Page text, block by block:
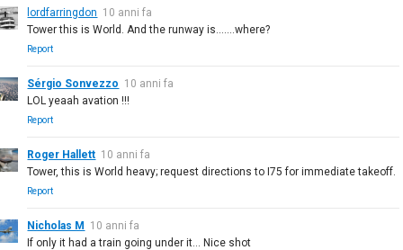
lordfarringdon 10 anni fa
Tower this is World. And the runway is.......where?
Report
Sérgio Sonvezzo 10 anni fa
LOL yeaah avation !!!
Report
Roger Hallett 10 anni fa
Tower, this is World heavy; request directions to I75 for immediate takeoff.
Report
Nicholas M 10 anni fa
If only it had a train going under it... Nice shot